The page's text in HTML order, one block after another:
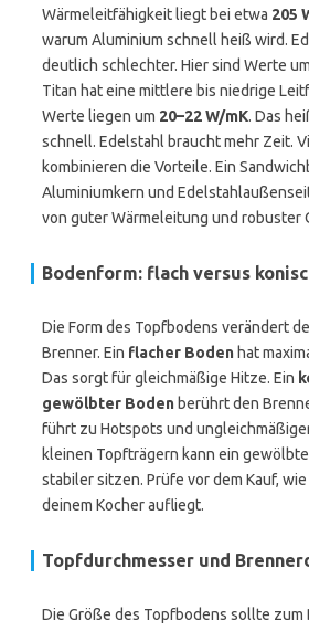
Wärmeleitfähigkeit liegt bei etwa 205
warum Aluminium schnell heiß wird.
deutlich schlechter. Hier sind Werte um
Titan hat eine mittlere bis niedrige
Werte liegen um 20–22 W/mK. Das
schnell. Edelstahl braucht mehr Zeit.
kombinieren die Vorteile. Ein
Aluminiumkern und
von guter Wärmeleitung und robuster
Bodenform: flach versus
Die Form des Topfbodens verändert
Brenner. Ein flacher Boden hat
Das sorgt für gleichmäßige Hitze. Ein
gewölbter Boden berührt den
führt zu Hotspots und
kleinen Topfträgern kann ein
stabiler sitzen. Prüfe vor dem Kauf,
deinem Kocher aufliegt.
Topfdurchmesser und
Die Größe des Topfbodens sollte zum